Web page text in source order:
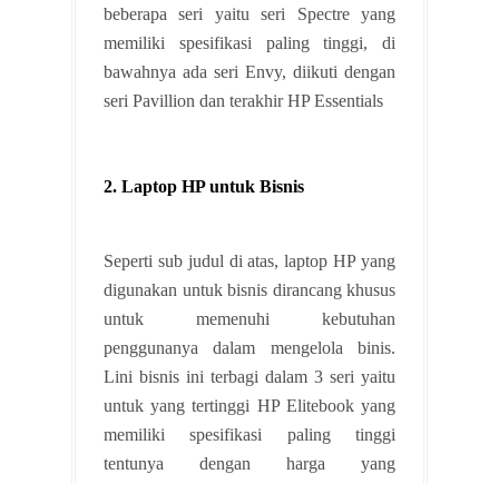
beberapa seri yaitu seri Spectre yang
memiliki spesifikasi paling tinggi, di
bawahnya ada seri Envy, diikuti dengan
seri Pavillion dan terakhir HP Essentials
2. Laptop HP untuk Bisnis
Seperti sub judul di atas, laptop HP yang
digunakan untuk bisnis dirancang khusus
untuk memenuhi kebutuhan
penggunanya dalam mengelola binis.
Lini bisnis ini terbagi dalam 3 seri yaitu
untuk yang tertinggi HP Elitebook yang
memiliki spesifikasi paling tinggi
tentunya dengan harga yang